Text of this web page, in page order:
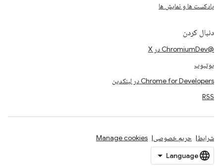
پادکست ها و نمایش ها
دنبال کردن
@ChromiumDev در X
یوتیوب
Chrome for Developers در لینکدین
RSS
شرایط حریم خصوصی Manage cookies